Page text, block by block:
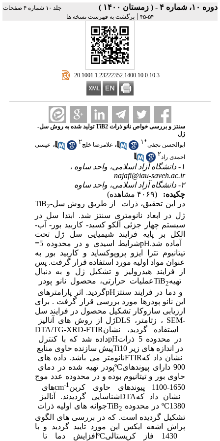
دوره ۱۰، شماره ۴ - ( زمستان ۱۴۰۰ )
جلد ۱۰ شماره ۴ صفحات
۵۴-۴۵
| برگشت به فهرست نسخه ها
‎ 20.1001.1.23222352.1400.10.0.10.3
سنتز و بررسی خواص نانو ذرات TiB2 تولید شده به روش سل-
ژل
ابوالحسن نجفی*۱ ، غلامرضا خلج۲ ، عیسی
احمدی راد۲
۱- دانشگاه آزاد اسلامی، واحد ساوه ،
najafi@iau-saveh.ac.ir
۲- دانشگاه آزاد اسلامی، واحد ساوه
چکیده:
(۴۰۶۹ مشاهده)
در این تحقیق، ذرات
TiB2از طریق روش سل-
ژل در ابعاد نانومتری سنتز شد. ابتدا سل در
سیستم چهار جزئی آلکو کسید- کاربید بور- آب-
الکل بر پایه فرایند شیمیایی سل ژل تحت
شرایط اسیدی و در محدوده 5=pHآماده شد.
تیتانیوم تترا ایزو پروپوکساید و کاربید بور به
عنوان مواد اولیه مورد استفاده قرار گرفت. پس
از فرایند هیدرولیز و تشکیل ژل و به دنبال
عملیات حرارتی، محصول نانو پودرTiB2تهیه
گردید. اثر پارامترهایpH و دما در فرایند سنتز
این نانو پودرها مورد بررسی قرار گرفت . برای
ارزیابی سازوکار تشکیل محصول در فرایند سل
ژل از روش های آنالیزDLS ، زتامتر، SEM-
DTA/TG-XRD-FTIRاستفاده گردید، نشان
داده شد که با کنترلpHدر محدوده 5 ذرات
پیش سازنده حاوی منابعTiدر اندازه های زیر 10
نانومتر می باشد. داده هایFTIRنشان داد که
پودر تهیه شده در دمایºC900 دارای پیوندهای
حاوی بور و تیتانیوم بوده و در محدوده عدد موج
هایcm-1 1100-1650 پیوندهای حاوی کربن
شناسایی گردیدند. آنالیزDTAنشان داد که
جوانه های اولیه ذراتTiB2 در محدودهºC1380
تشکیل گردیده است. که در بررسی های الگوی
پراش اشعه ایکس این مورد تایید گردید و با
افزایش دما تا ºC